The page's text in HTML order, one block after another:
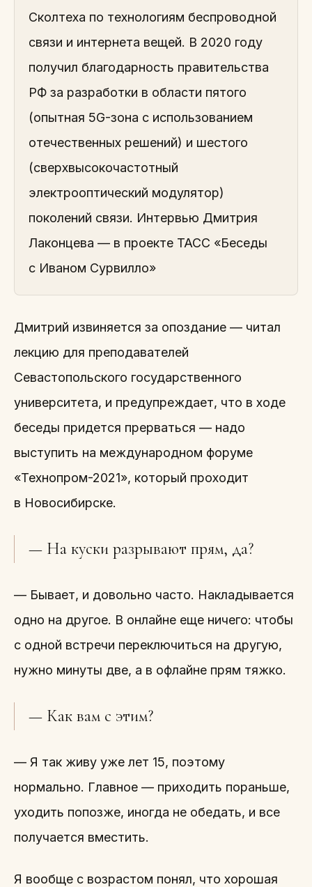
Сколтеха по технологиям беспроводной
связи и интернета вещей. В 2020 году
получил благодарность правительства
РФ за разработки в области пятого
(опытная 5G-зона с использованием
отечественных решений) и шестого
(сверхвысокочастотный
электрооптический модулятор)
поколений связи. Интервью Дмитрия
Лаконцева — в проекте ТАСС «Беседы
с Иваном Сурвилло»
Дмитрий извиняется за опоздание — читал
лекцию для преподавателей
Севастопольского государственного
университета, и предупреждает, что в ходе
беседы придется прерваться — надо
выступить на международном форуме
«Технопром-2021», который проходит
в Новосибирске.
— На куски разрывают прям, да?
— Бывает, и довольно часто. Накладывается
одно на другое. В онлайне еще ничего: чтобы
с одной встречи переключиться на другую,
нужно минуты две, а в офлайне прям тяжко.
— Как вам с этим?
— Я так живу уже лет 15, поэтому
нормально. Главное — приходить пораньше,
уходить попозже, иногда не обедать, и все
получается вместить.
Я вообще с возрастом понял, что хорошая